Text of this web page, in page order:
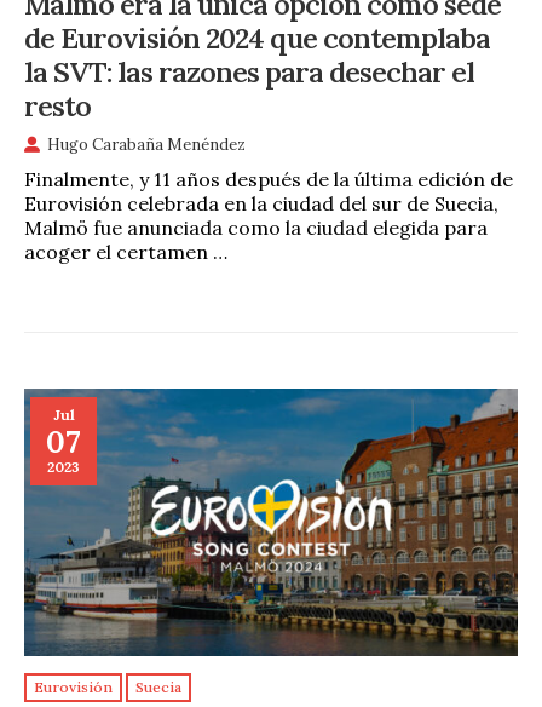
de Eurovisión 2024 que contemplaba
la SVT: las razones para desechar el
resto
Hugo Carabaña Menéndez
Finalmente, y 11 años después de la última edición de
Eurovisión celebrada en la ciudad del sur de Suecia,
Malmö fue anunciada como la ciudad elegida para
acoger el certamen …
Jul
07
2023
Eurovisión Suecia